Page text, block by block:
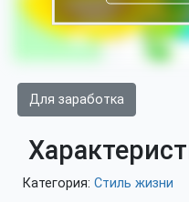
Для заработка
Категория: Стиль жизни